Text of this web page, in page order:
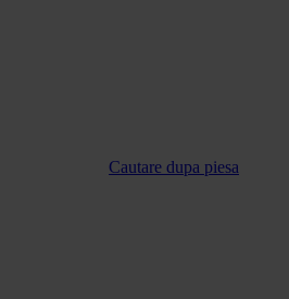
Cautare dupa piesa